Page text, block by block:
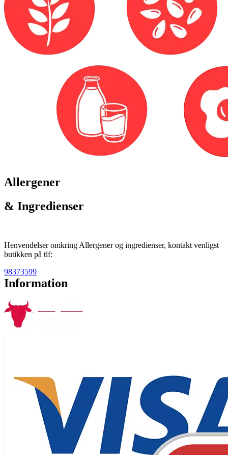
Allergener
& Ingredienser
Henvendelser omkring Allergener og ingredienser, kontakt venligst
butikken på tlf:
98373599
Information